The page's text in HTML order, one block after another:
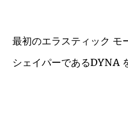
最初のエラスティック モ
シェイパーであるDYNA